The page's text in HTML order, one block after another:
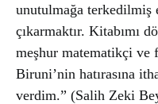
unutulmağa terkedilmiş
çıkarmaktır. Kitabımı
meşhur matematikçi
Biruni’nin hatırasına
verdim.” (Salih Zeki